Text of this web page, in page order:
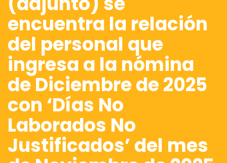
encuentra la relación
del personal que
ingresa a la nómina
de Diciembre de 2025
con ‘Días No
Laborados No
Justificados’ del mes